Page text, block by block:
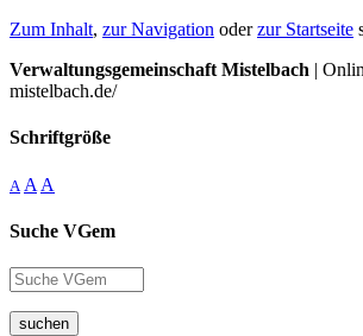
Zum Inhalt, zur Navigation oderzur Startseite
Verwaltungsgemeinschaft Mistelbach |
mistelbach.de/
Schriftgröße
A A A
Suche VGem
suchen